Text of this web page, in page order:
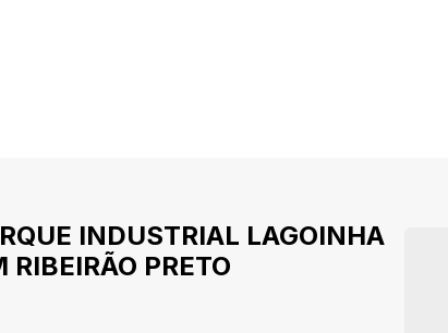
INDUSTRIAL LAGOINHA
RIBEIRÃO PRETO